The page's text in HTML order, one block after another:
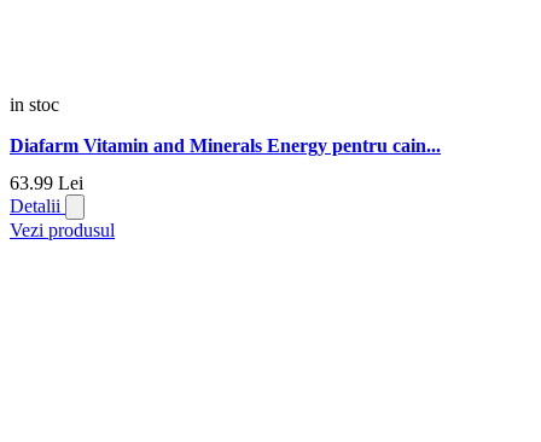
in stoc
Diafarm Vitamin and Minerals Energy pentru cain...
63.99 Lei
Detalii
Vezi produsul